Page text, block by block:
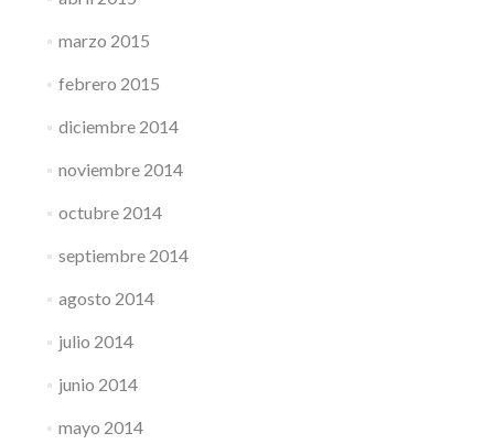
marzo 2015
febrero 2015
diciembre 2014
noviembre 2014
octubre 2014
septiembre 2014
agosto 2014
julio 2014
junio 2014
mayo 2014